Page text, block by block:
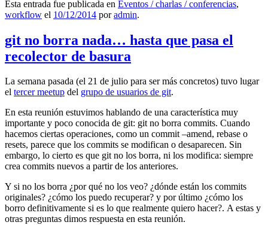
Esta entrada fue publicada en Eventos / charlas / conferencias,
workflow el 10/12/2014 poradmin.
git no borra nada… hasta que pasa el
recolector de basura
La semana pasada (el 21 de julio para ser más concretos) tuvo lugar
el tercer meetup del grupo de usuarios de git.
En esta reunión estuvimos hablando de una característica muy
importante y poco conocida de git: git no borra commits. Cuando
hacemos ciertas operaciones, como un commit –amend, rebase o
resets, parece que los commits se modifican o desaparecen. Sin
embargo, lo cierto es que git no los borra, ni los modifica: siempre
crea commits nuevos a partir de los anteriores.
Y si no los borra ¿por qué no los veo? ¿dónde están los commits
originales? ¿cómo los puedo recuperar? y por último ¿cómo los
borro definitivamente si es lo que realmente quiero hacer?. A estas y
otras preguntas dimos respuesta en esta reunión.